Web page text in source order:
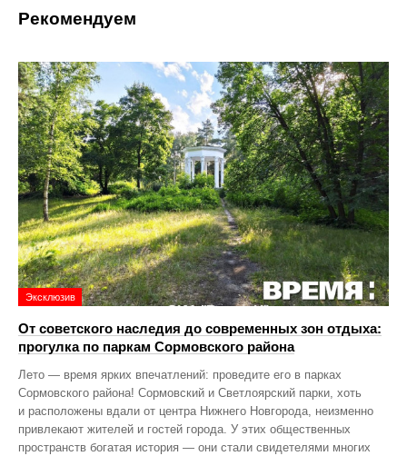
Рекомендуем
Эксклюзив
От советского наследия до современных зон отдыха:
прогулка по паркам Сормовского района
Лето — время ярких впечатлений: проведите его в парках
Сормовского района! Сормовский и Светлоярский парки, хоть
и расположены вдали от центра Нижнего Новгорода, неизменно
привлекают жителей и гостей города. У этих общественных
пространств богатая история — они стали свидетелями многих